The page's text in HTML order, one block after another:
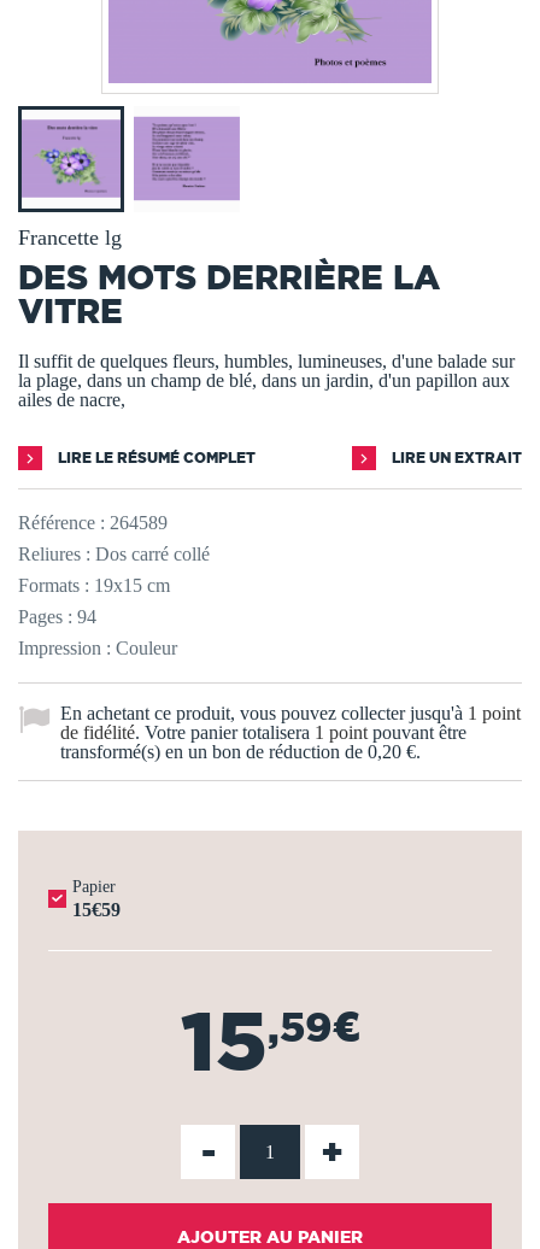
Francette lg
DES MOTS DERRIÈRE LA
VITRE
Il suffit de quelques fleurs, humbles, lumineuses, d'une balade sur
la plage, dans un champ de blé, dans un jardin, d'un papillon aux
ailes de nacre,
LIRE LE RÉSUMÉ COMPLET LIRE UN EXTRAIT
Référence : 264589
Reliures : Dos carré collé
Formats : 19x15 cm
Pages : 94
Impression : Couleur
En achetant ce produit, vous pouvez collecter jusqu'à 1 point
de fidélité. Votre panier totalisera 1 point pouvant être
transformé(s) en un bon de réduction de 0,20 €.
Papier
15€59
15,59€
- +
AJOUTER AU PANIER